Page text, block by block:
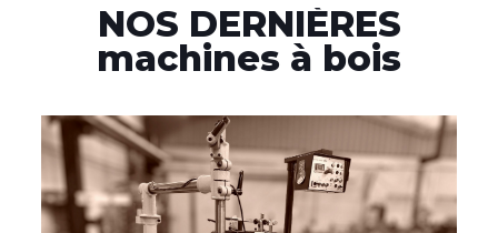
NOS DERNIÈRES
machines à bois